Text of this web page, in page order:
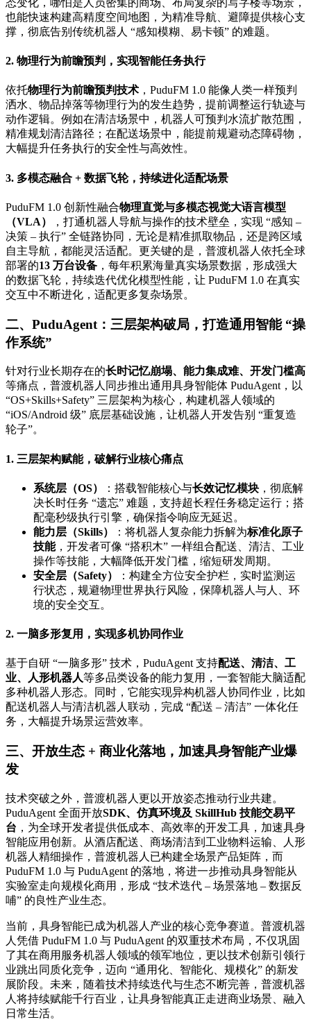
也能快速构建高精度空间地图，为精准导航、避障提供核心支
撑，彻底告别传统机器人 “感知模糊、易卡顿” 的难题。
2. 物理行为前瞻预判，实现智能任务执行
依托物理行为前瞻预判技术 ，PuduFM 1.0 能像人类一样预判
洒水、物品掉落等物理行为的发生趋势，提前调整运行轨迹与
动作逻辑。例如在清洁场景中，机器人可预判水流扩散范围，
精准规划清洁路径；在配送场景中，能提前规避动态障碍物，
大幅提升任务执行的安全性与高效性。
3. 多模态融合 + 数据飞轮，持续进化适配场景
PuduFM 1.0 创新性融合物理直觉与多模态视觉大语言模型
（VLA）
，打通机器人导航与操作的技术壁垒，实现 “感知 –
决策 – 执行” 全链路协同，无论是精准抓取物品，还是跨区域
自主导航，都能灵活适配。更关键的是，普渡机器人依托全球
部署的13 万台设备 ，每年积累海量真实场景数据，形成强大
的数据飞轮，持续迭代优化模型性能，让 PuduFM 1.0 在真实
交互中不断进化，适配更多复杂场景。
二、PuduAgent：三层架构破局，打造通用智能 “操
作系统”
针对行业长期存在的长时记忆崩塌、能力集成难、开发门槛高
等痛点，普渡机器人同步推出通用具身智能体 PuduAgent，以
“OS+Skills+Safety” 三层架构为核心，构建机器人领域的
“iOS/Android 级” 底层基础设施，让机器人开发告别 “重复造
轮子”。
1. 三层架构赋能，破解行业核心痛点
系统层（OS） ：搭载智能核心与长效记忆模块 ，彻底解
决长时任务 “遗忘” 难题，支持超长程任务稳定运行；搭
配毫秒级执行引擎，确保指令响应无延迟。
能力层（Skills）
：将机器人复杂能力拆解为标准化原子
技能，开发者可像 “搭积木” 一样组合配送、清洁、工业
操作等技能，大幅降低开发门槛，缩短研发周期。
安全层（Safety）
：构建全方位安全护栏，实时监测运
行状态，规避物理世界执行风险，保障机器人与人、环
境的安全交互。
2. 一脑多形复用，实现多机协同作业
基于自研 “一脑多形” 技术，PuduAgent 支持配送、清洁、工
业、人形机器人等多品类设备的能力复用，一套智能大脑适配
多种机器人形态。同时，它能实现异构机器人协同作业，比如
配送机器人与清洁机器人联动，完成 “配送 – 清洁” 一体化任
务，大幅提升场景运营效率。
三、开放生态 + 商业化落地，加速具身智能产业爆
发
技术突破之外，普渡机器人更以开放姿态推动行业共建。
PuduAgent 全面开放SDK、仿真环境及 SkillHub 技能交易平
台 ，为全球开发者提供低成本、高效率的开发工具，加速具身
智能应用创新。从酒店配送、商场清洁到工业物料运输、人形
机器人精细操作，普渡机器人已构建全场景产品矩阵，而
PuduFM 1.0 与 PuduAgent 的落地，将进一步推动具身智能从
实验室走向规模化商用，形成 “技术迭代 – 场景落地 – 数据反
哺” 的良性产业生态。
当前，具身智能已成为机器人产业的核心竞争赛道。普渡机器
人凭借 PuduFM 1.0 与 PuduAgent 的双重技术布局，不仅巩固
了其在商用服务机器人领域的领军地位，更以技术创新引领行
业跳出同质化竞争，迈向 “通用化、智能化、规模化” 的新发
展阶段。未来，随着技术持续迭代与生态不断完善，普渡机器
人将持续赋能千行百业，让具身智能真正走进商业场景、融入
日常生活。